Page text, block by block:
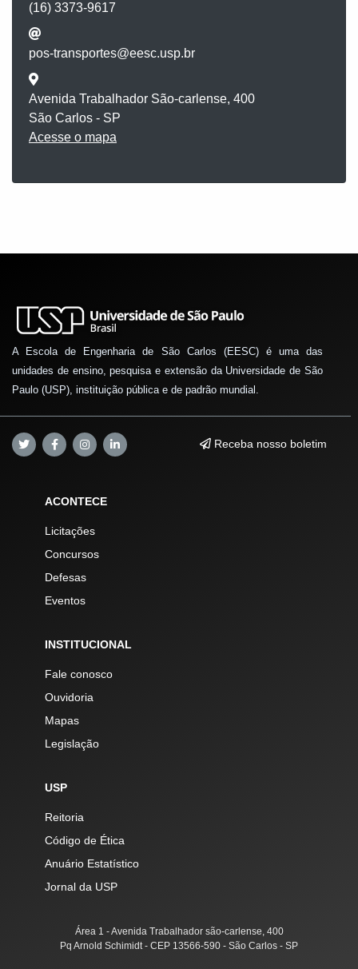
(16) 3373-9617
pos-transportes@eesc.usp.br
Avenida Trabalhador São-carlense, 400
São Carlos - SP
Acesse o mapa
A Escola de Engenharia de São Carlos (EESC) é uma das
unidades de ensino, pesquisa e extensão da Universidade de São
Paulo (USP), instituição pública e de padrão mundial.
Receba nosso boletim
ACONTECE
Licitações
Concursos
Defesas
Eventos
INSTITUCIONAL
Fale conosco
Ouvidoria
Mapas
Legislação
USP
Reitoria
Código de Ética
Anuário Estatístico
Jornal da USP
Área 1 - Avenida Trabalhador são-carlense, 400
Pq Arnold Schimidt - CEP 13566-590 - São Carlos - SP